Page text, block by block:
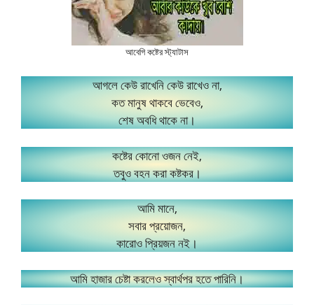
আবেগি কষ্টের স্ট্যাটাস
আগলে কেউ রাখেনি কেউ রাখেও না,
কত মানুষ থাকবে ভেবেও,
শেষ অবধি থাকে না।
কষ্টের কোনো ওজন নেই,
তবুও বহন করা কষ্টকর।
আমি মানে,
সবার প্রয়োজন,
কারোও প্রিয়জন নই।
আমি হাজার চেষ্টা করলেও স্বার্থপর হতে পারিনি।